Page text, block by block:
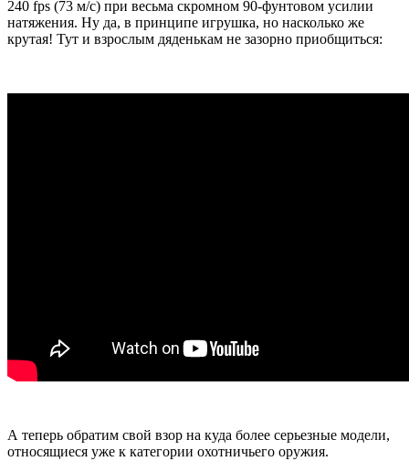
240 fps (73 м/с) при весьма скромном 90-фунтовом усилии
натяжения. Ну да, в принципе игрушка, но насколько же
крутая! Тут и взрослым дяденькам не зазорно приобщиться:
А теперь обратим свой взор на куда более серьезные модели,
относящиеся уже к категории охотничьего оружия.